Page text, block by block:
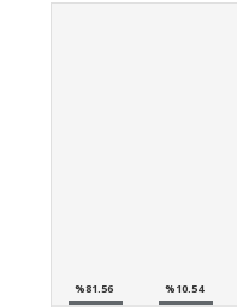
%81.56 %10.54